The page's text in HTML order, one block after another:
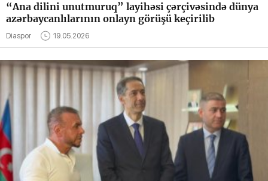
“Ana dilini unutmuruq” layihəsi çərçivəsində dünya
azərbaycanlılarının onlayn görüşü keçirilib
Diaspor 19.05.2026